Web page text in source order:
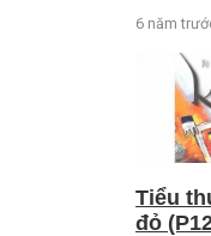
6 năm
Tiểu
đỏ